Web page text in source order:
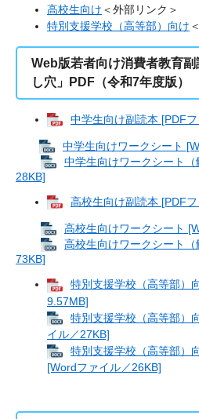
高校生向け ＜外部リンク＞
特別支援学校（高等部）向け
Web版若者向け消費者教育
し穴」PDF（令和7年度版）
中学生向け副読本 [PDF
中学生向けワークシート
中学生向けワークシート
28KB]
高校生向け副読本 [PDF
高校生向けワークシート
高校生向けワークシート
73KB]
特別支援学校（高等部）
9.57MB]
特別支援学校（高等部）
イル／27KB]
特別支援学校（高等部）
[Wordファイル／26KB]